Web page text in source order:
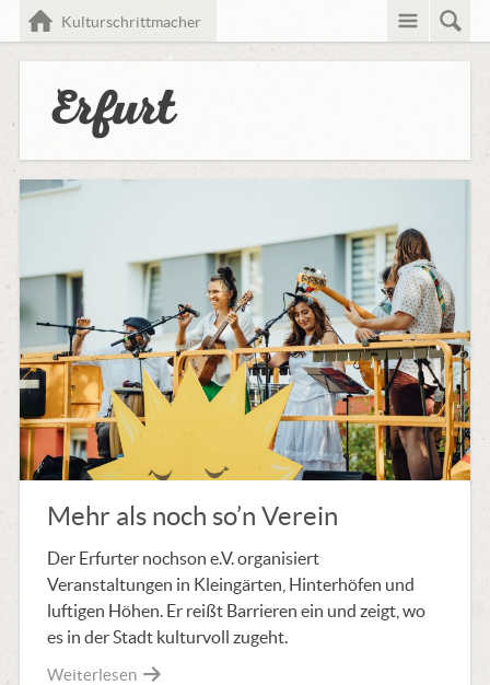
KulturschrittmacherHome Menü
Erfurt
Mehr als noch so’n Verein
Der Erfurter nochson e.V. organisiert
Veranstaltungen in Kleingärten, Hinterhöfen und
luftigen Höhen. Er reißt Barrieren ein und zeigt, wo
es in der Stadt kulturvoll zugeht.
Weiterlesen